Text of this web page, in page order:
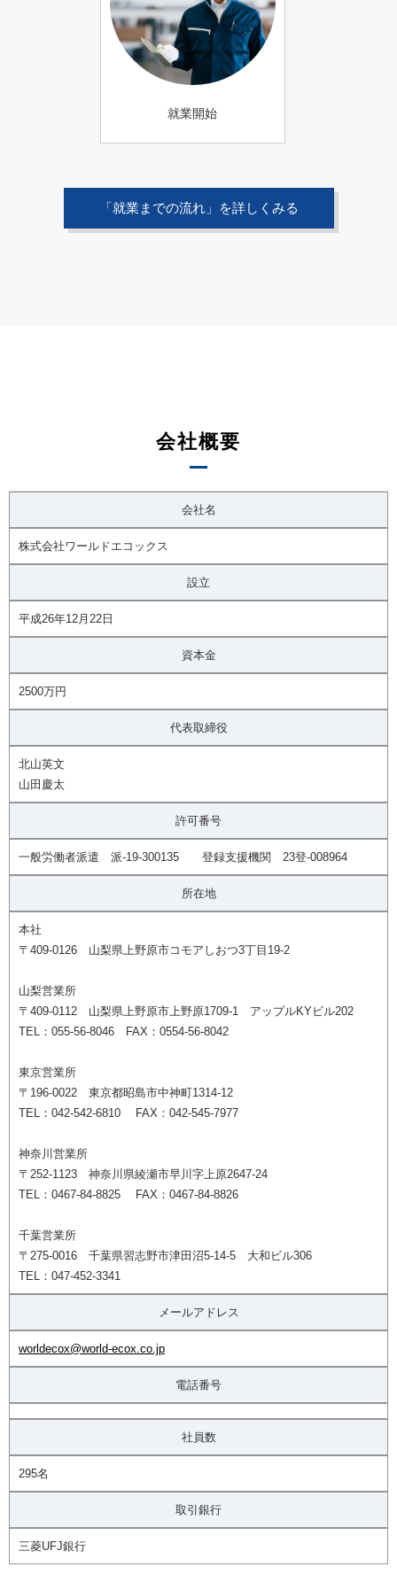
就業開始
「就業までの流れ」を詳しくみる
会社概要
会社名
株式会社ワールドエコックス
設立
平成26年12月22日
資本金
2500万円
代表取締役
北山英文
山田慶太
許可番号
一般労働者派遣 派-19-300135 登録支援機関 23登-008964
所在地
本社
〒409-0126 山梨県上野原市コモアしおつ3丁目19-2
山梨営業所
〒409-0112 山梨県上野原市上野原1709-1 アップルKYビル202
TEL：055-56-8046 FAX：0554-56-8042
東京営業所
〒196-0022 東京都昭島市中神町1314-12
TEL：042-542-6810 FAX：042-545-7977
神奈川営業所
〒252-1123 神奈川県綾瀬市早川字上原2647-24
TEL：0467-84-8825 FAX：0467-84-8826
千葉営業所
〒275-0016 千葉県習志野市津田沼5-14-5 大和ビル306
TEL：047-452-3341
メールアドレス
worldecox@world-ecox.co.jp
電話番号
社員数
295名
取引銀行
三菱UFJ銀行